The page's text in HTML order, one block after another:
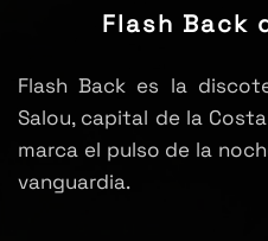
Flash Back
Flash Back es la
Salou, capital de la
marca el pulso de la
vanguardia.